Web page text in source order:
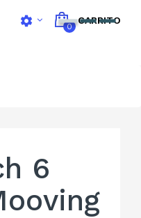
settings CARRITO
0
6